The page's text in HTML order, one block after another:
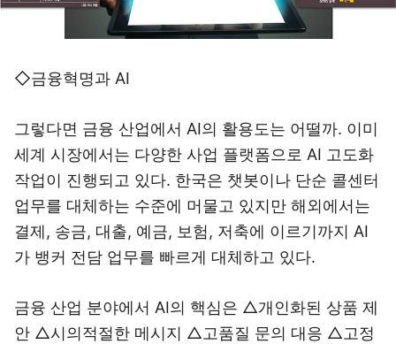
◇금융혁명과 AI
그렇다면 금융 산업에서 AI의 활용도는 어떨까. 이미
세계 시장에서는 다양한 사업 플랫폼으로 AI 고도화
작업이 진행되고 있다. 한국은 챗봇이나 단순 콜센터
업무를 대체하는 수준에 머물고 있지만 해외에서는
결제, 송금, 대출, 예금, 보험, 저축에 이르기까지 AI
가 뱅커 전담 업무를 빠르게 대체하고 있다.
금융 산업 분야에서 AI의 핵심은 △개인화된 상품 제
안 △시의적절한 메시지 △고품질 문의 대응 △고정